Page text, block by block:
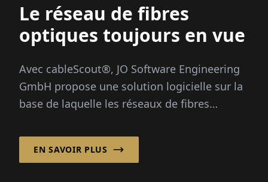
Le réseau de fibres
optiques toujours en vue
Avec cableScout®, JO Software Engineering
GmbH propose une solution logicielle sur la
base de laquelle les réseaux de fibres
de manière sécurisée tout autour de
l'horloge...
EN SAVOIR PLUS